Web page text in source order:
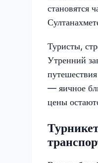
становятся
Туристы,
Утренний
— яичное
цены